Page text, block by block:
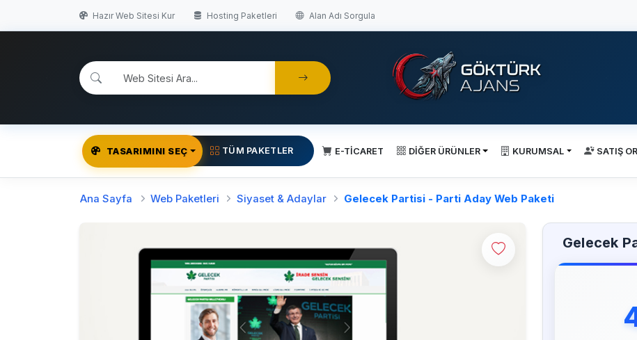
Hazır Web Sitesi Kur Hosting Paketleri Alan Adı Sorgula
TASARIMINI SEÇ TÜM PAKETLER E-TİCARET DİĞER ÜRÜNLER KURUMSAL SATIŞ
Ana Sayfa Web Paketleri Siyaset & Adaylar Gelecek Partisi - Parti Aday Web Paketi
Gelecek